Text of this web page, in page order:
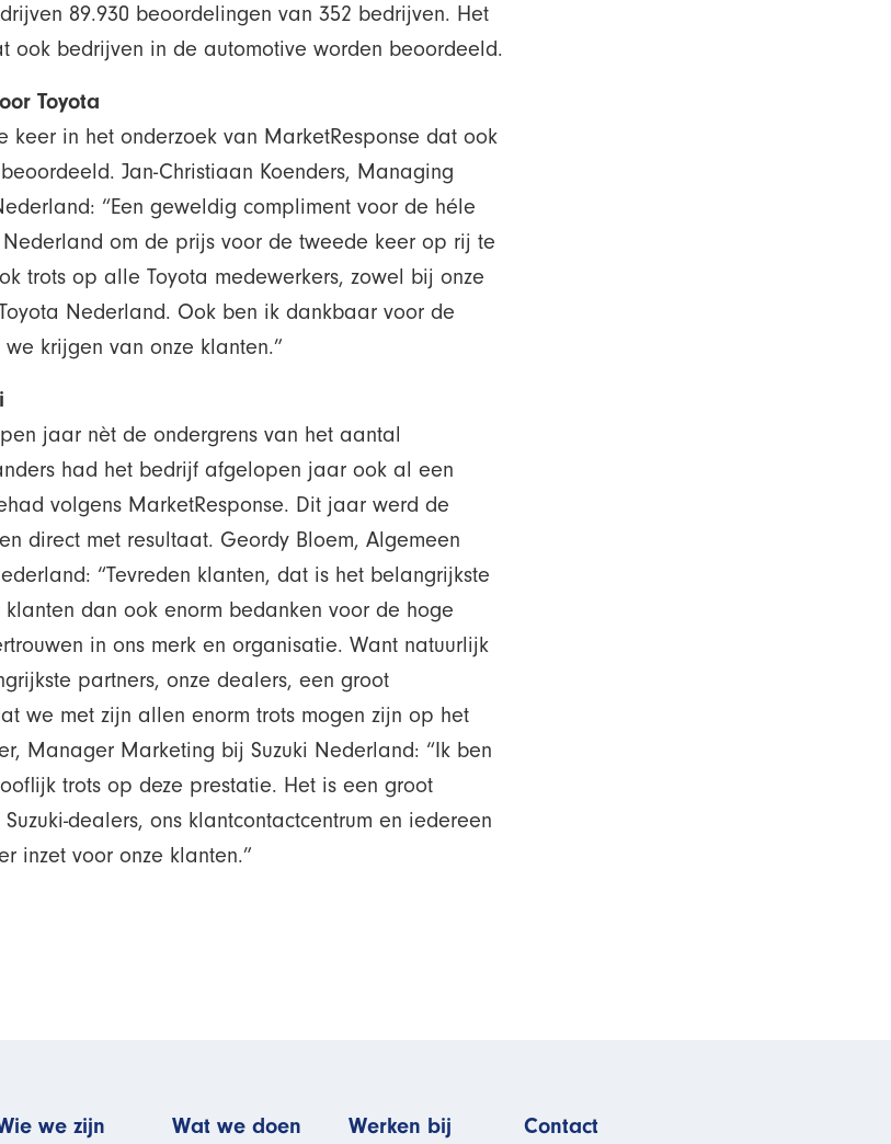
89.930 beoordelingen van 352 bedrijven. Het
ook bedrijven in de automotive worden beoordeeld.
Toyota
keer in het onderzoek van MarketResponse dat ook
Jan-Christiaan Koenders, Managing
“Een geweldig compliment voor de héle
om de prijs voor de tweede keer op rij te
trots op alle Toyota medewerkers, zowel bij onze
Nederland. Ook ben ik dankbaar voor de
krijgen van onze klanten.”
jaar nèt de ondergrens van het aantal
had het bedrijf afgelopen jaar ook al een
volgens MarketResponse. Dit jaar werd de
direct met resultaat. Geordy Bloem, Algemeen
“Tevreden klanten, dat is het belangrijkste
klanten dan ook enorm bedanken voor de hoge
in ons merk en organisatie. Want natuurlijk
partners, onze dealers, een groot
we met zijn allen enorm trots mogen zijn op het
Manager Marketing bij Suzuki Nederland: “Ik ben
trots op deze prestatie. Het is een groot
dealers, ons klantcontactcentrum en iedereen
inzet voor onze klanten.”
we zijn Wat we doen Werken bij Contact